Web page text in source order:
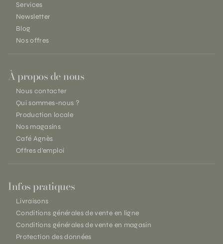
Services
Newsletter
Blog
Nos offres
À propos de nous
Nous contacter
Qui sommes-nous ?
Production locale
Nos magasins
Café Agnès
Offres d'emploi
Infos pratiques
Livraisons
Conditions générales de vente en ligne
Conditions générales de vente en magasin
Protection des données